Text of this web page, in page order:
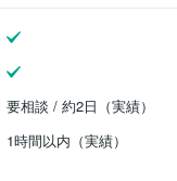
要相談 / 約2日（実績）
1時間以内（実績）